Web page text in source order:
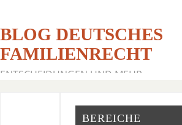
BLOG DEUTSCHES
FAMILIENRECHT
ENTSCHEIDUNGEN UND MEHR
BEREICHE